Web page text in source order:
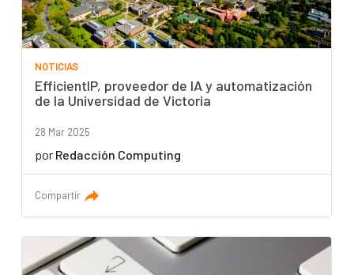
NOTICIAS
EfficientIP, proveedor de IA y automatización
de la Universidad de Victoria
28 Mar 2025
por Redacción Computing
Compartir